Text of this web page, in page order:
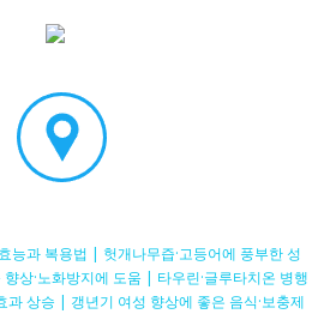
능과 복용법 | 헛개나무즙·고등어에 풍부한 성
상·노화방지에 도움 | 타우린·글루타치온 병행
과 상승 | 갱년기 여성 향상에 좋은 음식·보충제